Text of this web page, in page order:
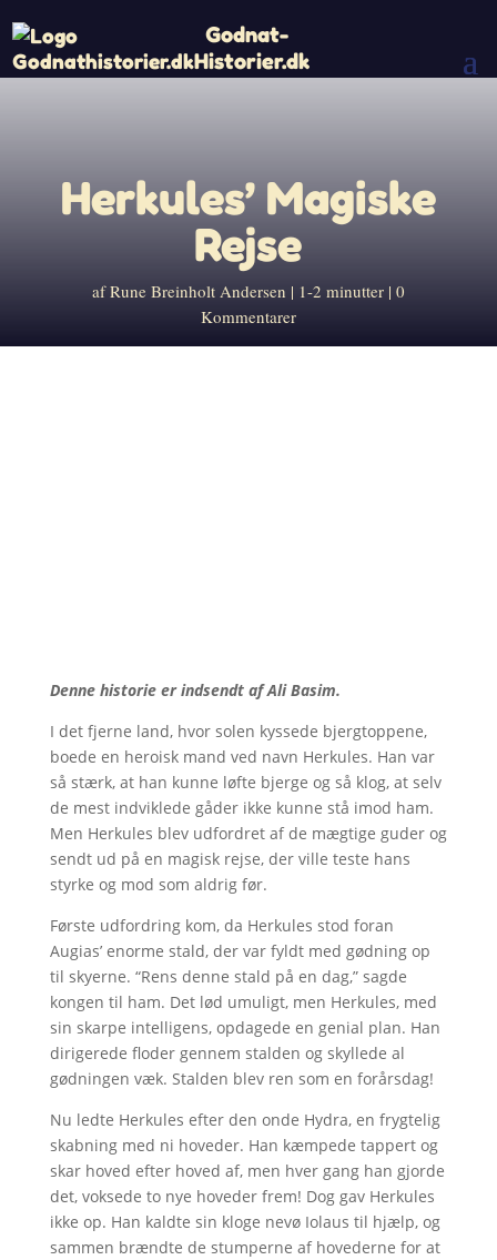
Godnat-
Historier.dk
Herkules’ Magiske
Rejse
afRune Breinholt Andersen 1-2 minutter 0
Kommentarer
Denne historie er indsendt af Ali Basim.
I det fjerne land, hvor solen kyssede bjergtoppene,
boede en heroisk mand ved navn Herkules. Han var
så stærk, at han kunne løfte bjerge og så klog, at selv
de mest indviklede gåder ikke kunne stå imod ham.
Men Herkules blev udfordret af de mægtige guder og
sendt ud på en magisk rejse, der ville teste hans
styrke og mod som aldrig før.
Første udfordring kom, da Herkules stod foran
Augias’ enorme stald, der var fyldt med gødning op
til skyerne. “Rens denne stald på en dag,” sagde
kongen til ham. Det lød umuligt, men Herkules, med
sin skarpe intelligens, opdagede en genial plan. Han
dirigerede floder gennem stalden og skyllede al
gødningen væk. Stalden blev ren som en forårsdag!
Nu ledte Herkules efter den onde Hydra, en frygtelig
skabning med ni hoveder. Han kæmpede tappert og
skar hoved efter hoved af, men hver gang han gjorde
det, voksede to nye hoveder frem! Dog gav Herkules
ikke op. Han kaldte sin kloge nevø Iolaus til hjælp, og
sammen brændte de stumperne af hovederne for at